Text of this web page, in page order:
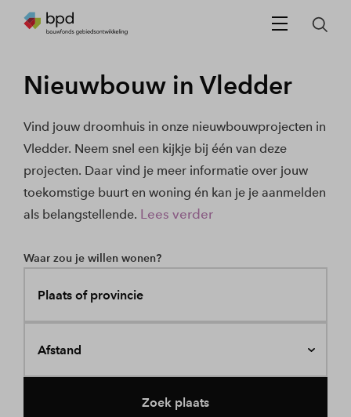
Nieuwbouw in Vledder
Vind jouw droomhuis in onze nieuwbouwprojecten in
Vledder. Neem snel een kijkje bij één van deze
projecten. Daar vind je meer informatie over jouw
toekomstige buurt en woning én kan je je aanmelden
als belangstellende. Lees verder
Waar zou je willen wonen?
Plaats of provincie
Afstand
Zoek plaats